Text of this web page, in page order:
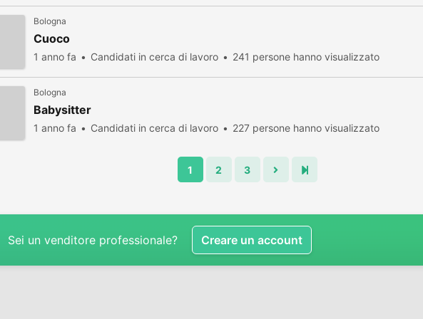
Bologna
Cuoco
1 anno fa Candidati in cerca di lavoro 241 persone hanno visualizzato
Bologna
Babysitter
1 anno fa Candidati in cerca di lavoro 227 persone hanno visualizzato
1 2 3
Sei un venditore professionale? Creare un account